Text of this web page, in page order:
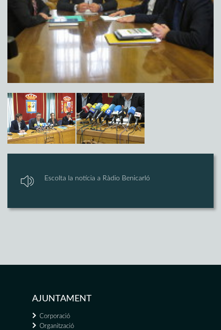
Escolta la notícia a Ràdio Benicarló
AJUNTAMENT
Corporació
Organització